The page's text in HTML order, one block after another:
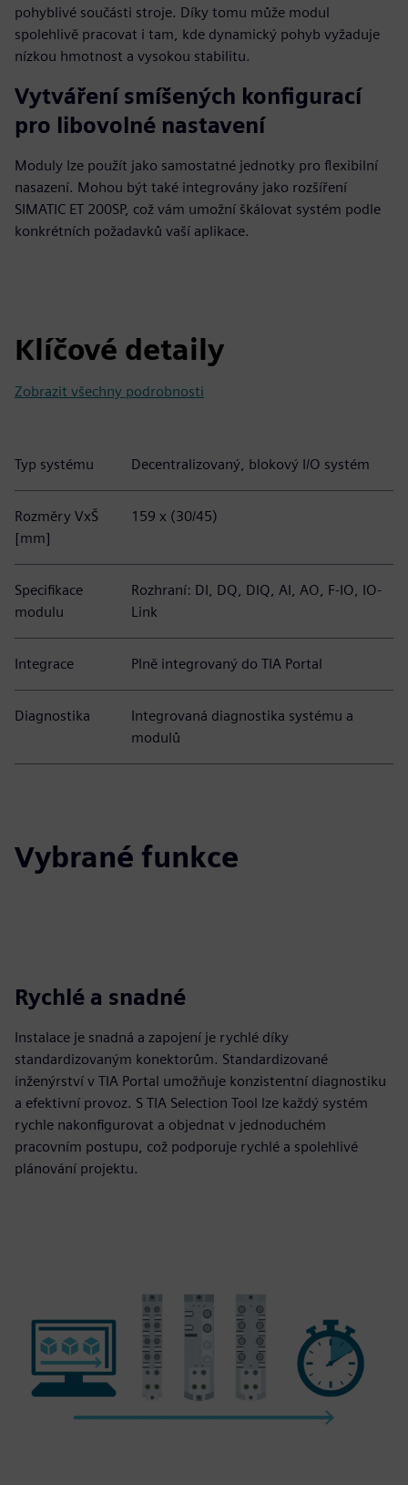
pohyblivé součásti stroje. Díky tomu může modul
spolehlivě pracovat i tam, kde dynamický pohyb vyžaduje
nízkou hmotnost a vysokou stabilitu.
Vytváření smíšených konfigurací
pro libovolné nastavení
Moduly lze použít jako samostatné jednotky pro flexibilní
nasazení. Mohou být také integrovány jako rozšíření
SIMATIC ET 200SP, což vám umožní škálovat systém podle
konkrétních požadavků vaší aplikace.
Klíčové detaily
Zobrazit všechny podrobnosti
Typ systému Decentralizovaný, blokový I/O systém
Rozměry VxŠ
[mm]
159 x (30/45)
Specifikace
modulu
Rozhraní: DI, DQ, DIQ, AI, AO, F-IO, IO-
Link
Integrace Plně integrovaný do TIA Portal
Diagnostika
Integrovaná diagnostika systému a
modulů
Vybrané funkce
Rychlé a snadné
Instalace je snadná a zapojení je rychlé díky
standardizovaným konektorům. Standardizované
inženýrství v TIA Portal umožňuje konzistentní diagnostiku
a efektivní provoz. S TIA Selection Tool lze každý systém
rychle nakonfigurovat a objednat v jednoduchém
pracovním postupu, což podporuje rychlé a spolehlivé
plánování projektu.